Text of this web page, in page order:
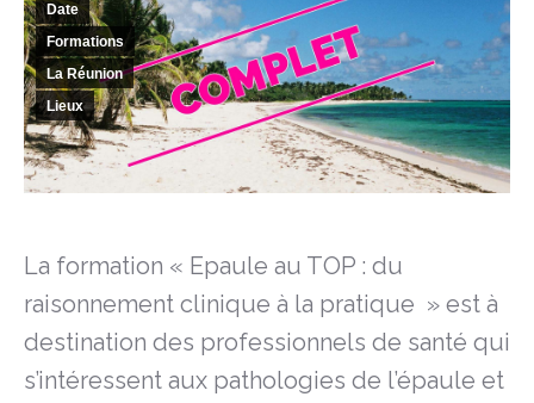
Date
Formations
La Réunion
Lieux
La formation « Epaule au TOP : du
raisonnement clinique à la pratique » est à
destination des professionnels de santé qui
s’intéressent aux pathologies de l’épaule et